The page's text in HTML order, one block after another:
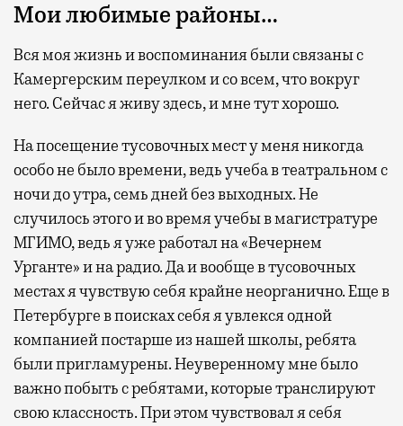
Мои любимые районы…
Вся моя жизнь и воспоминания были связаны с
Камергерским переулком и со всем, что вокруг
него. Сейчас я живу здесь, и мне тут хорошо.
На посещение тусовочных мест у меня никогда
особо не было времени, ведь учеба в театральном с
ночи до утра, семь дней без выходных. Не
случилось этого и во время учебы в магистратуре
МГИМО, ведь я уже работал на «Вечернем
Урганте» и на радио. Да и вообще в тусовочных
местах я чувствую себя крайне неорганично. Еще в
Петербурге в поисках себя я увлекся одной
компанией постарше из нашей школы, ребята
были пригламурены. Неуверенному мне было
важно побыть с ребятами, которые транслируют
свою классность. При этом чувствовал я себя